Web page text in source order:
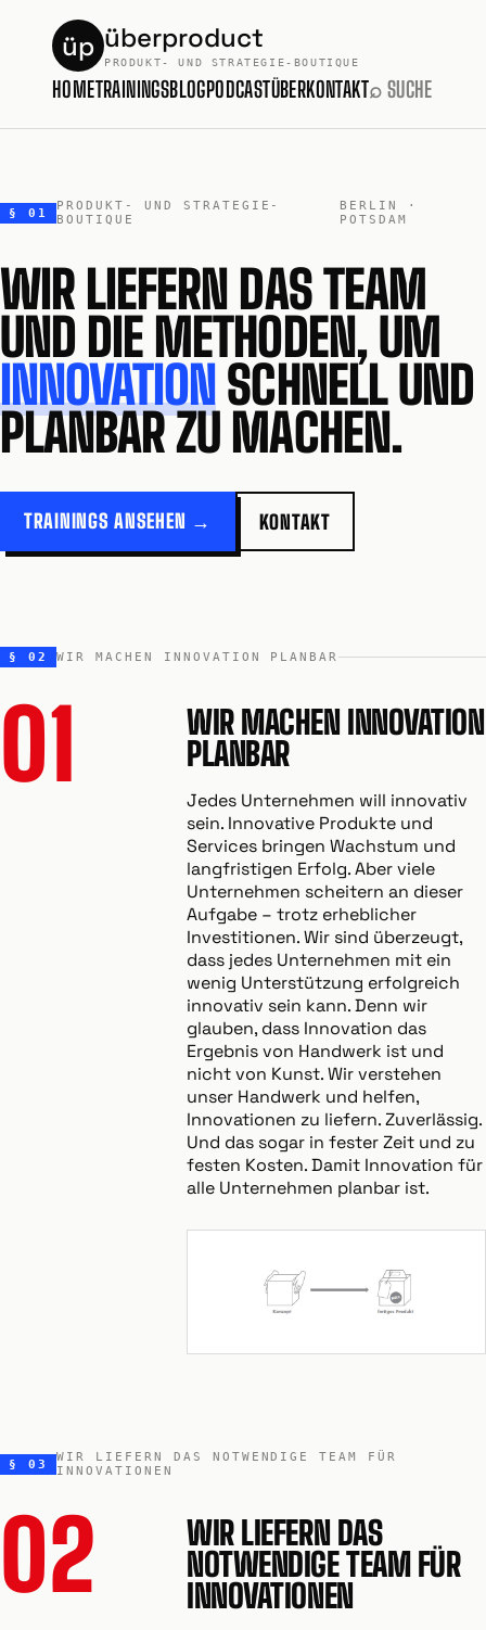
üp überproduct
PRODUKT- UND STRATEGIE-BOUTIQUE
HOMETRAININGSBLOGPODCASTÜBERKONTAKT⌕ SUCHE
§ 01
PRODUKT- UND STRATEGIE-
BOUTIQUE
BERLIN ·
POTSDAM
WIR LIEFERN DAS TEAM
UND DIE METHODEN, UM
INNOVATION SCHNELL UND
PLANBAR ZU MACHEN.
TRAININGS ANSEHEN → KONTAKT
§ 02 WIR MACHEN INNOVATION PLANBAR
01
WIR MACHEN INNOVATION
PLANBAR
Jedes Unternehmen will innovativ
sein. Innovative Produkte und
Services bringen Wachstum und
langfristigen Erfolg. Aber viele
Unternehmen scheitern an dieser
Aufgabe – trotz erheblicher
Investitionen. Wir sind überzeugt,
dass jedes Unternehmen mit ein
wenig Unterstützung erfolgreich
innovativ sein kann. Denn wir
glauben, dass Innovation das
Ergebnis von Handwerk ist und
nicht von Kunst. Wir verstehen
unser Handwerk und helfen,
Innovationen zu liefern. Zuverlässig.
Und das sogar in fester Zeit und zu
festen Kosten. Damit Innovation für
alle Unternehmen planbar ist.
§ 03
WIR LIEFERN DAS NOTWENDIGE TEAM FÜR
INNOVATIONEN
02
WIR LIEFERN DAS
NOTWENDIGE TEAM FÜR
INNOVATIONEN